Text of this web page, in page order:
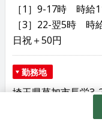
［1］9-17時 時給
［3］22-翌5時 時
日祝＋50円
勤務地
埼玉県草加市長栄3-